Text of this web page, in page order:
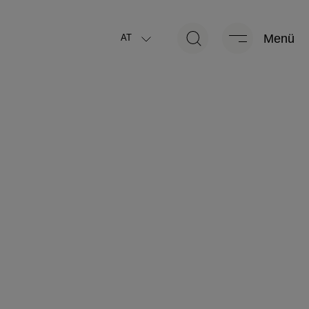
AT Menü
Herstellerseitig festgelegte Masse